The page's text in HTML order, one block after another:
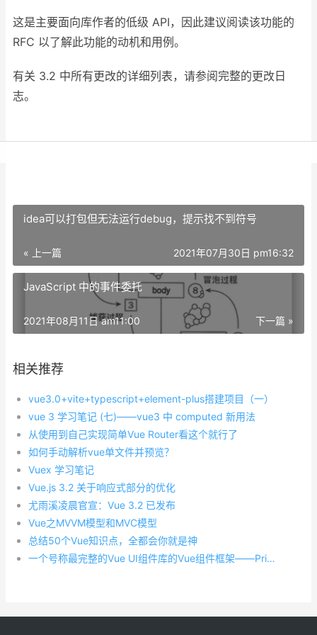
这是主要面向库作者的低级 API，因此建议阅读该功能的
RFC 以了解此功能的动机和用例。
有关 3.2 中所有更改的详细列表，请参阅完整的更改日
志。
idea可以打包但无法运行debug，提示找不到符号
« 上一篇 2021年07月30日 pm16:32
JavaScript 中的事件委托
下一篇 »
2021年08月11日 am11:00
相关推荐
vue3.0+vite+typescript+element-plus搭建项目（一）
vue 3 学习笔记 (七)——vue3 中 computed 新用法
从使用到自己实现简单Vue Router看这个就行了
如何手动解析vue单文件并预览？
Vuex 学习笔记
Vue.js 3.2 关于响应式部分的优化
尤雨溪凌晨官宣：Vue 3.2 已发布
Vue之MVVM模型和MVC模型
总结50个Vue知识点，全都会你就是神
一个号称最完整的Vue UI组件库的Vue组件框架——PrimeVue